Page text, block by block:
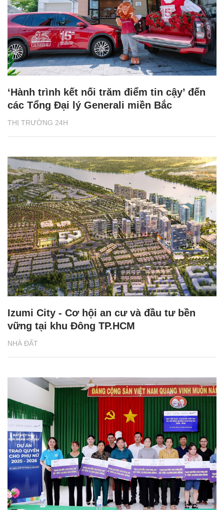
THỊ TRƯỜNG 24H
‘Hành trình kết nối trăm điểm tin cậy’ đến
các Tổng Đại lý Generali miền Bắc
NHÀ ĐẤT
Izumi City - Cơ hội an cư và đầu tư bền
vững tại khu Đông TP.HCM